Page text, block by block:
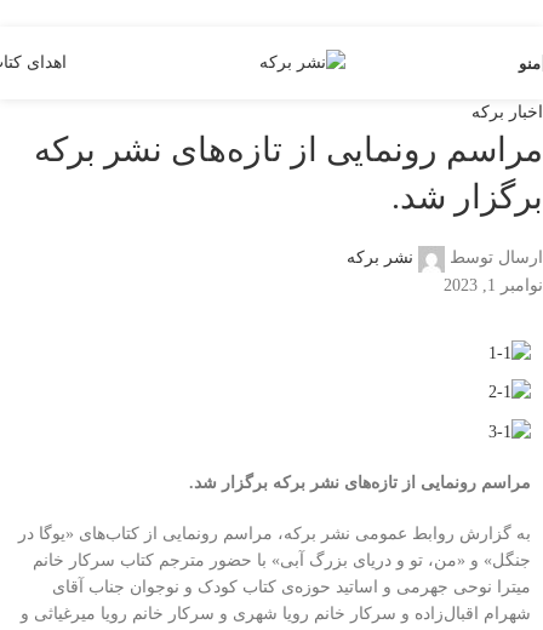
منو اهدای
اخبار برکه
مراسم رونمایی از تازه‌های نشر برکه
برگزار شد.
ارسال توسط
نشر برکه
نوامبر 1, 2023
مراسم رونمایی از تازه‌های نشر برکه برگزار شد.
به گزارش روابط عمومی نشر برکه، مراسم رونمایی از کتاب‌های «یوگا در
جنگل» و «من، تو و دریای بزرگ آبی» با حضور مترجم کتاب سرکار خانم
میترا نوحی جهرمی و اساتید حوزه‌ی کتاب کودک و نوجوان جناب آقای
شهرام اقبال‌زاده و سرکار خانم رویا شهری و سرکار خانم رویا میرغیاثی و